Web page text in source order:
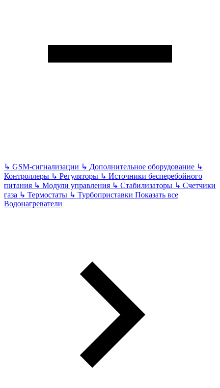
↳ GSM-сигнализации ↳ Дополнительное оборудование ↳
Контроллеры ↳ Регуляторы ↳ Источники бесперебойного
питания ↳ Модули управления ↳ Стабилизаторы ↳ Счетчики
газа ↳ Термостаты ↳ Турбоприставки Показать все
Водонагреватели